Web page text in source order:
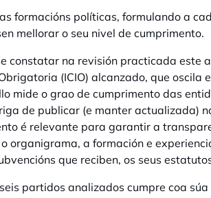
formacións políticas, formulando a
mellorar o seu nivel de cumprimento.
constatar na revisión practicada este
(ICIO) alcanzado, que oscila
mide o grao de cumprimento das
de publicar (e manter actualizada)
é relevante para garantir a
organigrama, a formación e
que reciben, os seus
partidos analizados cumpre coa